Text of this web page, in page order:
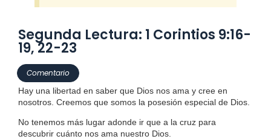
Segunda Lectura: 1 Corintios 9:16-
19, 22-23
Comentario
Hay una libertad en saber que Dios nos ama y cree en
nosotros. Creemos que somos la posesión especial de Dios.
No tenemos más lugar adonde ir que a la cruz para
descubrir cuánto nos ama nuestro Dios.